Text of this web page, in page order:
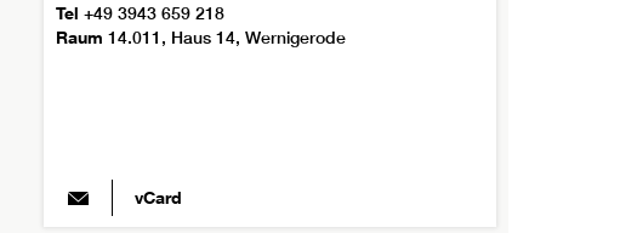
Tel +49 3943 659 218
Raum 14.011, Haus 14, Wernigerode
vCard